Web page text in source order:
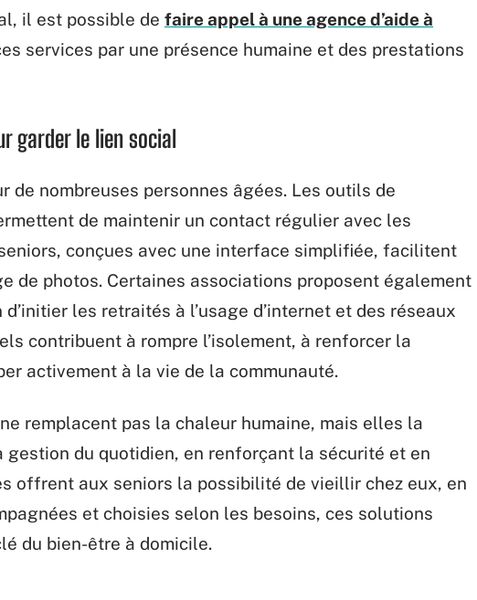
il est possible de faire appel à une agence d’aide à
services par une présence humaine et des prestations
garder le lien social
de nombreuses personnes âgées. Les outils de
de maintenir un contact régulier avec les
conçues avec une interface simplifiée, facilitent
de photos. Certaines associations proposent également
les retraités à l’usage d’internet et des réseaux
contribuent à rompre l’isolement, à renforcer la
activement à la vie de la communauté.
remplacent pas la chaleur humaine, mais elles la
du quotidien, en renforçant la sécurité et en
offrent aux seniors la possibilité de vieillir chez eux, en
et choisies selon les besoins, ces solutions
du bien-être à domicile.